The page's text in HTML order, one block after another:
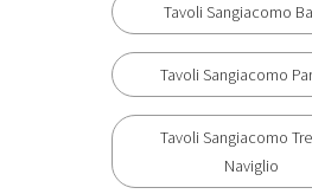
Tavoli Sangiacomo
Tavoli Sangiacomo
Tavoli Sangiacomo
Naviglio